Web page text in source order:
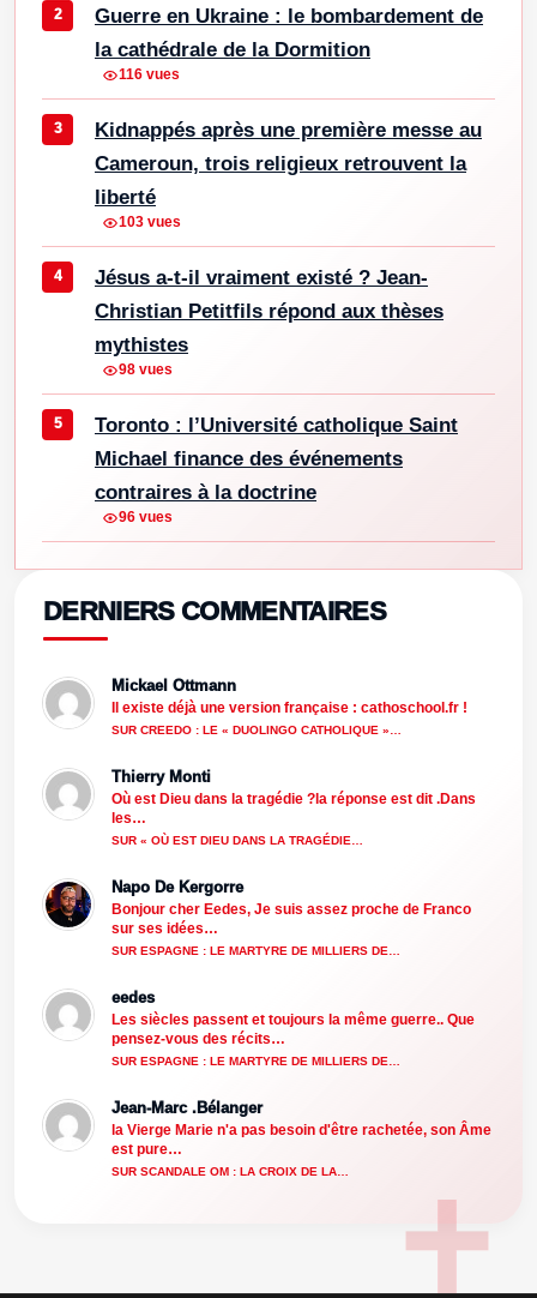
Guerre en Ukraine : le bombardement de
la cathédrale de la Dormition
116 vues
Kidnappés après une première messe au
Cameroun, trois religieux retrouvent la
liberté
103 vues
Jésus a-t-il vraiment existé ? Jean-
Christian Petitfils répond aux thèses
mythistes
98 vues
Toronto : l’Université catholique Saint
Michael finance des événements
contraires à la doctrine
96 vues
DERNIERS COMMENTAIRES
Mickael Ottmann
Il existe déjà une version française : cathoschool.fr !
SUR CREEDO : LE « DUOLINGO CATHOLIQUE »…
Thierry Monti
Où est Dieu dans la tragédie ?la réponse est dit .Dans
les…
SUR « OÙ EST DIEU DANS LA TRAGÉDIE…
Napo De Kergorre
Bonjour cher Eedes, Je suis assez proche de Franco
sur ses idées…
SUR ESPAGNE : LE MARTYRE DE MILLIERS DE…
eedes
Les siècles passent et toujours la même guerre.. Que
pensez-vous des récits…
SUR ESPAGNE : LE MARTYRE DE MILLIERS DE…
Jean-Marc .Bélanger
la Vierge Marie n'a pas besoin d'être rachetée, son Âme
est pure…
SUR SCANDALE OM : LA CROIX DE LA…